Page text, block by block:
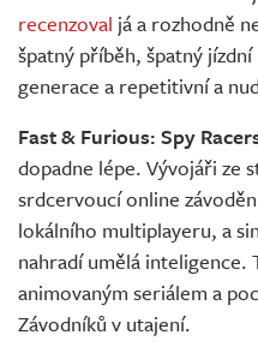
recenzoval já a rozhodně
špatný příběh, špatný
generace a repetitivní a
Fast & Furious: Spy
dopadne lépe. Vývojáři ze
srdcervoucí online
lokálního multiplayeru, a
nahradí umělá inteligence.
animovaným seriálem a
Závodníků v utajení.